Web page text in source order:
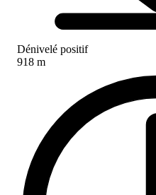
Dénivelé positif
918 m